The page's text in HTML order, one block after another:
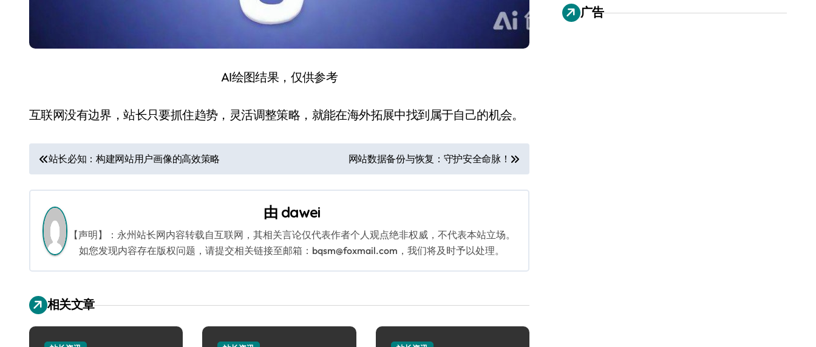
AI绘图结果，仅供参考
互联网没有边界，站长只要抓住趋势，灵活调整策略，就能在海外拓展中找到属于自己的机会。
文
章
导
航
站长必知：构建网站用户画像的高效策略 网站数据备份与恢复：守护安全命脉！
由 dawei
【声明】：永州站长网内容转载自互联网，其相关言论仅代表作者个人观点绝非权威，不代表本站立场。
如您发现内容存在版权问题，请提交相关链接至邮箱：bqsm@foxmail.com，我们将及时予以处理。
相关文章
广告